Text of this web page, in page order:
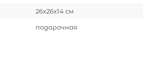
26x26x14 см
подарочная